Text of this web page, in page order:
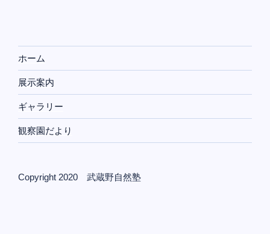
ホーム
展示案内
ギャラリー
観察園だより
Copyright 2020 武蔵野自然塾